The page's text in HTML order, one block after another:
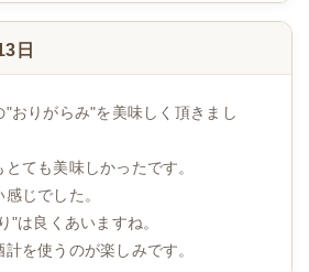
日
おりがらみ"を美味しく頂きまし
ても美味しかったです。
じでした。
"は良くあいますね。
を使うのが楽しみです。